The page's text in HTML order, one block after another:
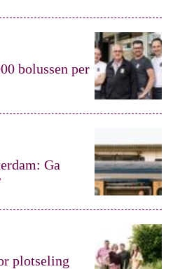
bolussen per
Ga
plotseling